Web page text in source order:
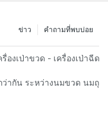
คำถามที่พบบ่อย
ข่าว
องเป่าขวด - เครื่องเป่าฉีด
กัน ระหว่างนมขวด นมถุง